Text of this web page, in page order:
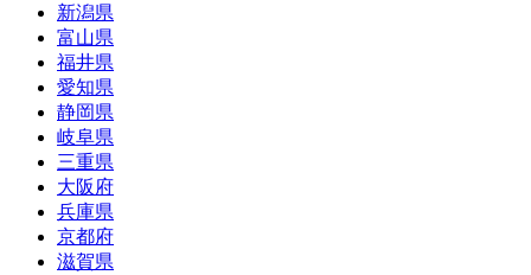
新潟県
富山県
福井県
愛知県
静岡県
岐阜県
三重県
大阪府
兵庫県
京都府
滋賀県